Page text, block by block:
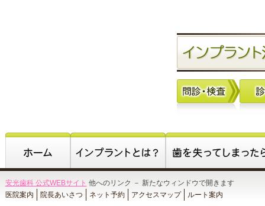
安光歯科 公式WEBサイト 他へのリンク － 新たなウィンドウで開きます
医院案内
院長あいさつ ネット予約 アクセスマップ ルート案内